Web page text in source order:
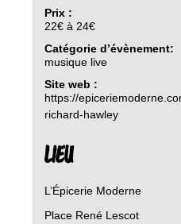
Prix :
22€ à 24€
Catégorie d’évènement:
musique live
Site web :
https://
richard-hawley
LIEU
L’Épicerie Moderne
Place René Lescot